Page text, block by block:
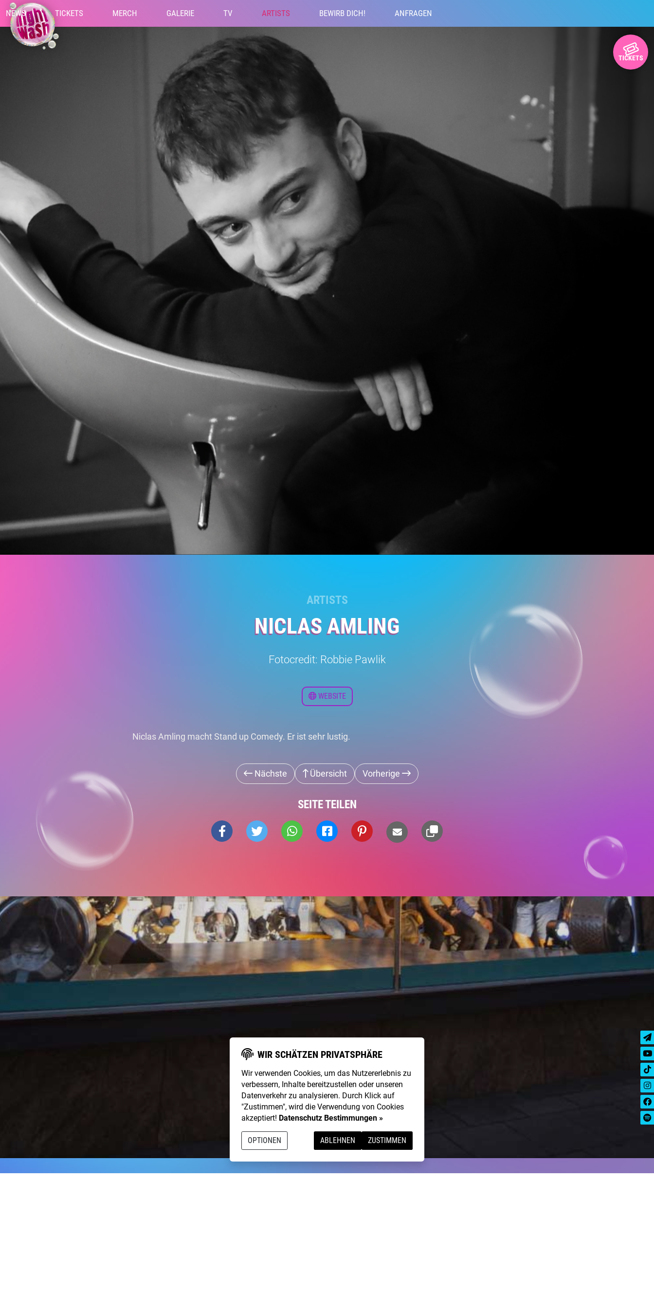
NEWS TICKETS MERCH GALERIE TV ARTISTS BEWIRB DICH! ANFRAGEN
TICKETS
ARTISTS
NICLAS AMLING
Fotocredit: Robbie Pawlik
WEBSITE
Niclas Amling macht Stand up Comedy. Er ist sehr lustig.
Nächste Übersicht Vorherige
SEITE TEILEN
WIR SCHÄTZEN PRIVATSPHÄRE
Wir verwenden Cookies, um das Nutzererlebnis zu
verbessern, Inhalte bereitzustellen oder unseren
Datenverkehr zu analysieren. Durch Klick auf
"Zustimmen", wird die Verwendung von Cookies
akzeptiert! Datenschutz Bestimmungen »
OPTIONEN ABLEHNEN ZUSTIMMEN